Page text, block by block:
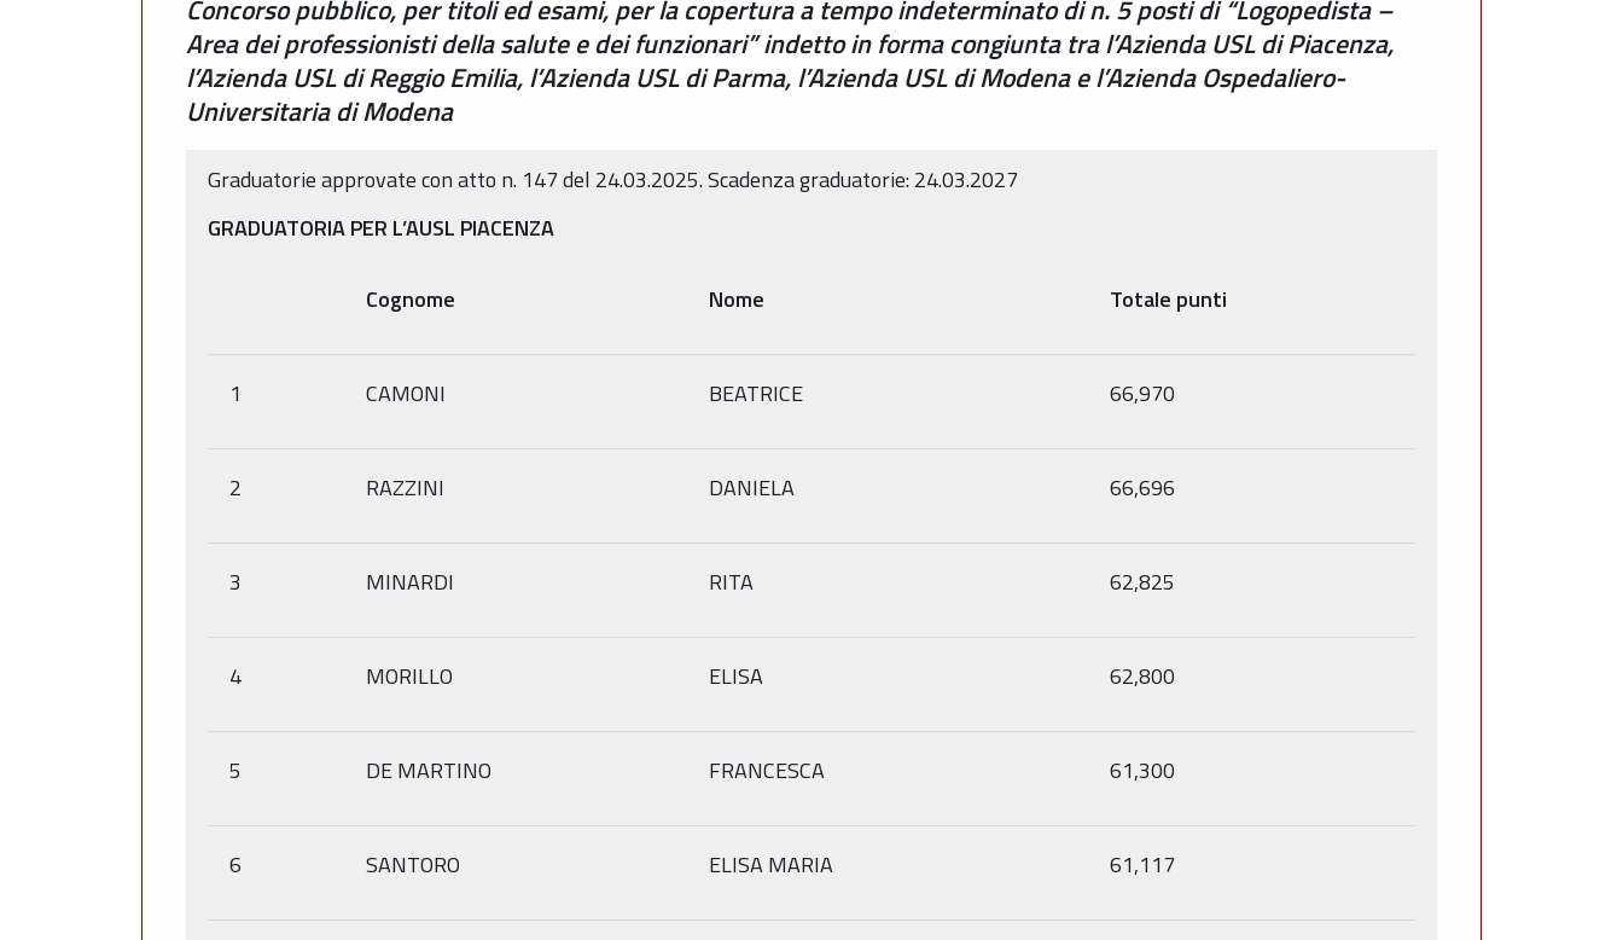
Concorso pubblico, per titoli ed esami, per la copertura a tempo indeterminato di n. 5 posti di “Logopedista –
Area dei professionisti della salute e dei funzionari” indetto in forma congiunta tra l’Azienda USL di Piacenza,
l’Azienda USL di Reggio Emilia, l’Azienda USL di Parma, l’Azienda USL di Modena e l’Azienda Ospedaliero-
Universitaria di Modena
Graduatorie approvate con atto n. 147 del 24.03.2025. Scadenza graduatorie: 24.03.2027
GRADUATORIA PER L’AUSL PIACENZA
Cognome Nome Totale punti
1 CAMONI BEATRICE 66,970
2 RAZZINI DANIELA 66,696
3 MINARDI RITA 62,825
4 MORILLO ELISA 62,800
5 DE MARTINO FRANCESCA 61,300
6 SANTORO ELISA MARIA 61,117